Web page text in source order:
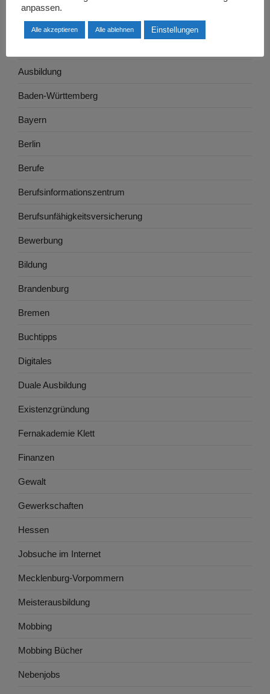
Arbeitswelt
Ausbildung
Baden-Württemberg
Bayern
Berlin
Berufe
Berufsinformationszentrum
Berufsunfähigkeitsversicherung
Bewerbung
Bildung
Brandenburg
Bremen
Buchtipps
Digitales
Duale Ausbildung
Existenzgründung
Fernakademie Klett
Finanzen
Gewalt
Gewerkschaften
Hessen
Jobsuche im Internet
Mecklenburg-Vorpommern
Meisterausbildung
Mobbing
Mobbing Bücher
Nebenjobs
anpassen.
Alle akzeptieren Alle ablehnen Einstellungen